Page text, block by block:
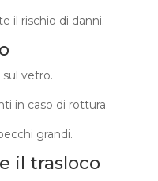
il rischio di danni.
vetro.
in caso di rottura.
grandi.
il trasloco